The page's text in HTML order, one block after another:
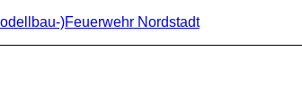
)Feuerwehr Nordstadt